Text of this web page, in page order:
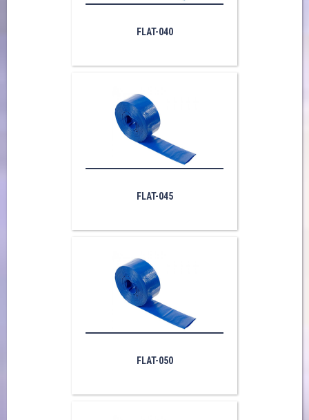
FLAT-040
FLAT-045
FLAT-050